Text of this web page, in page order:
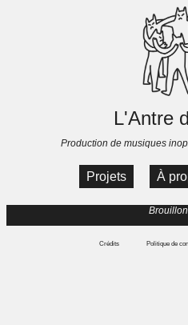
L'Antre
Production de musiques
Projets À
Crédits Politique de